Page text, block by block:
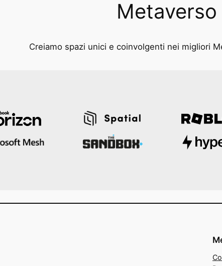
Creiamo spazi unici e coinvolgenti nei migliori